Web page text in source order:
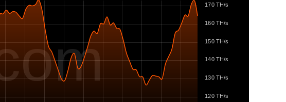
120 TH/s
130 TH/s
140 TH/s
150 TH/s
160 TH/s
170 TH/s